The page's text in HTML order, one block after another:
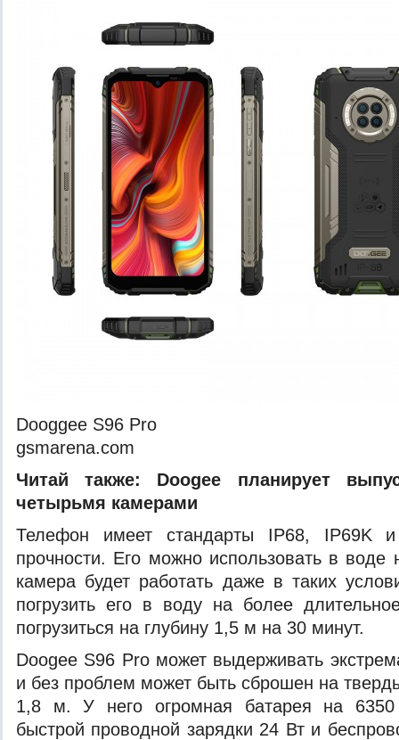
Dooggee S96 Pro
gsmarena.com
Читай также: Doogee планирует
четырьмя камерами
Телефон имеет стандарты IP68, IP69K
прочности. Его можно использовать в
камера будет работать даже в таких
погрузить его в воду на более
погрузиться на глубину 1,5 м на 30 минут.
Doogee S96 Pro может выдерживать
и без проблем может быть сброшен на
1,8 м. У него огромная батарея на
быстрой проводной зарядки 24 Вт и